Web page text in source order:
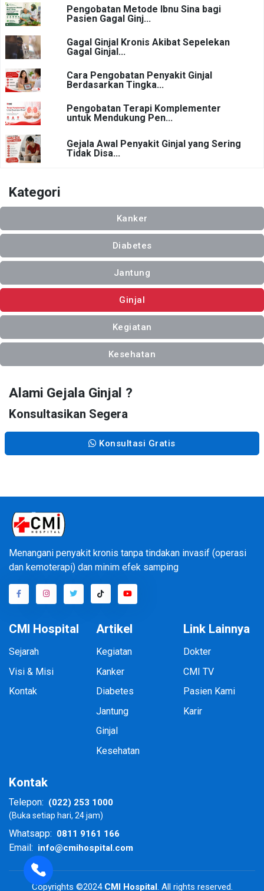
Pengobatan Metode Ibnu Sina bagi
Pasien Gagal Ginj...
Gagal Ginjal Kronis Akibat Sepelekan
Gagal Ginjal...
Cara Pengobatan Penyakit Ginjal
Berdasarkan Tingka...
Pengobatan Terapi Komplementer
untuk Mendukung Pen...
Gejala Awal Penyakit Ginjal yang Sering
Tidak Disa...
Kategori
Kanker
Diabetes
Jantung
Ginjal
Kegiatan
Kesehatan
Alami Gejala Ginjal ?
Konsultasikan Segera
Konsultasi Gratis
Menangani penyakit kronis tanpa tindakan invasif (operasi
dan kemoterapi) dan minim efek samping
CMI Hospital
Sejarah
Visi & Misi
Kontak
Artikel
Kegiatan
Kanker
Diabetes
Jantung
Ginjal
Kesehatan
Link Lainnya
Dokter
CMI TV
Pasien Kami
Karir
Kontak
Telepon: (022) 253 1000
(Buka setiap hari, 24 jam)
Whatsapp: 0811 9161 166
Email: info@cmihospital.com
Copyrights ©2024CMI Hospital. All rights reserved.